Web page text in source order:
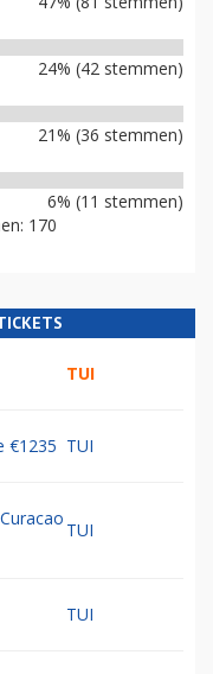
24% (42 stemmen)
21% (36 stemmen)
6% (11 stemmen)
170
TUI
€1235 TUI
TUI
TUI